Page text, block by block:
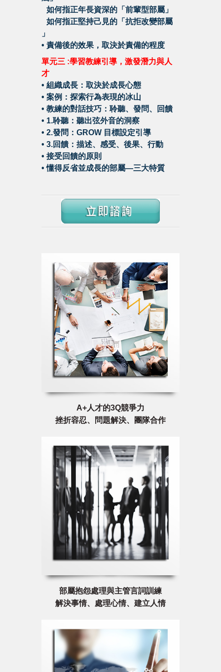
如何指正年長資深的「前輩型部屬」
如何指正堅持己見的「抗拒改變部屬
」
• 責備後的效果，取決於責備的程度
單元三 :學習教練引導，激發潛力與人
才
• 組織成長：取決於成長心態
• 案例：探索行為表現的冰山
• 教練的對話技巧：聆聽、發問、回饋
• 1.聆聽：聽出弦外音的洞察
• 2.發問：GROW 目標設定引導
• 3.回饋：描述、感受、後果、行動
• 接受回饋的原則
•懂得反省並成長的部屬—三大特質
A+人才的3Q競爭力
挫折容忍、問題解決、團隊合作
部屬抱怨處理與主管言詞訓練
解決事情、處理心情、建立人情